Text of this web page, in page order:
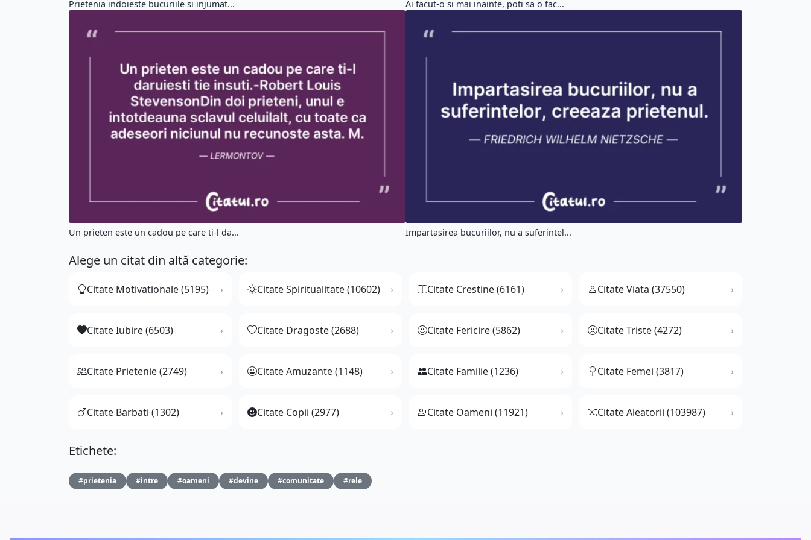
Prietenia indoieste bucuriile si injumat... Ai facut-o si mai inainte, poti sa o fac...
Un prieten este un cadou pe care ti-l da... Impartasirea bucuriilor, nu a suferintel...
Alege un citat din altă categorie:
Citate Motivationale (5195) Citate Spiritualitate (10602) Citate Crestine (6161) Citate Viata (37550)
Citate Iubire (6503) Citate Dragoste (2688) Citate Fericire (5862) Citate Triste (4272)
Citate Prietenie (2749) Citate Amuzante (1148) Citate Familie (1236) Citate Femei (3817)
Citate Barbati (1302) Citate Copii (2977) Citate Oameni (11921) Citate Aleatorii (103987)
Etichete:
#prietenia #intre #oameni #devine #comunitate #rele